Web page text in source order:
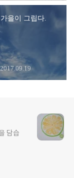
을이 그립다.
2017.09.19
담습